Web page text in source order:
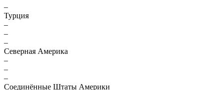
–
Турция
–
–
–
Северная Америка
–
–
–
Соединённые Штаты Америки